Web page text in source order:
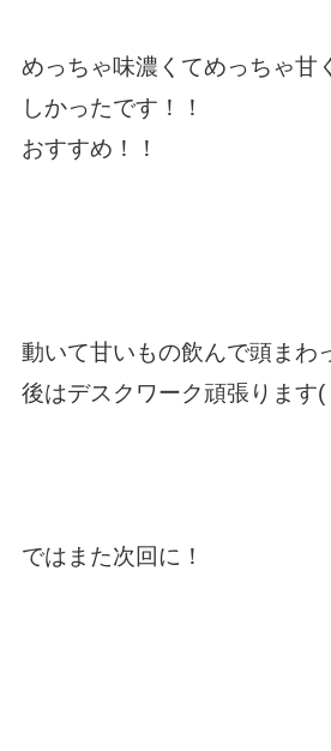
めっちゃ味濃くてめっちゃ甘
しかったです！！
おすすめ！！
動いて甘いもの飲んで頭まわ
後はデスクワーク頑張ります(
ではまた次回に！